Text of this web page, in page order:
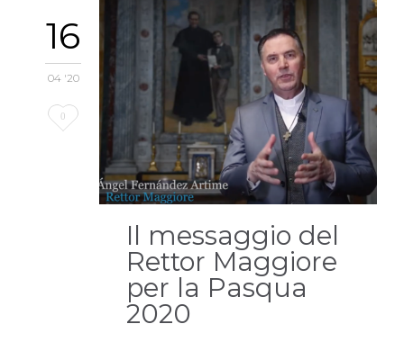
16
04 '20
Love
0
Il messaggio del
Rettor Maggiore
per la Pasqua
2020